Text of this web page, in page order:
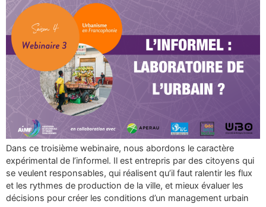
Dans ce troisième webinaire, nous abordons le caractère
expérimental de l’informel. Il est entrepris par des citoyens qui
se veulent responsables, qui réalisent qu’il faut ralentir les flux
et les rythmes de production de la ville, et mieux évaluer les
décisions pour créer les conditions d’un management urbain